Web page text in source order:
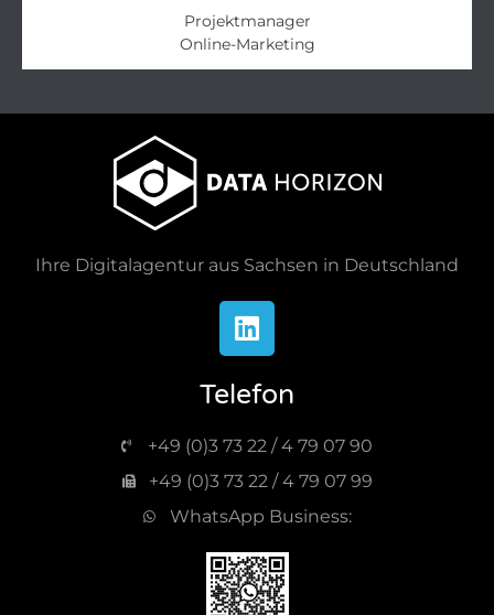
Projektmanager
Online-Marketing​
Ihre Digitalagentur aus Sachsen in Deutschland
Telefon
+49 (0)3 73 22 / 4 79 07 90
+49 (0)3 73 22 / 4 79 07 99
WhatsApp Business: